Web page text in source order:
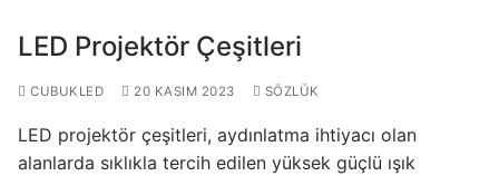
ANASAYFA
LED Projektör Çeşitleri
CUBUKLED 20 KASIM 2023 SÖZLÜK
LED projektör çeşitleri, aydınlatma ihtiyacı olan
alanlarda sıklıkla tercih edilen yüksek güçlü ışık